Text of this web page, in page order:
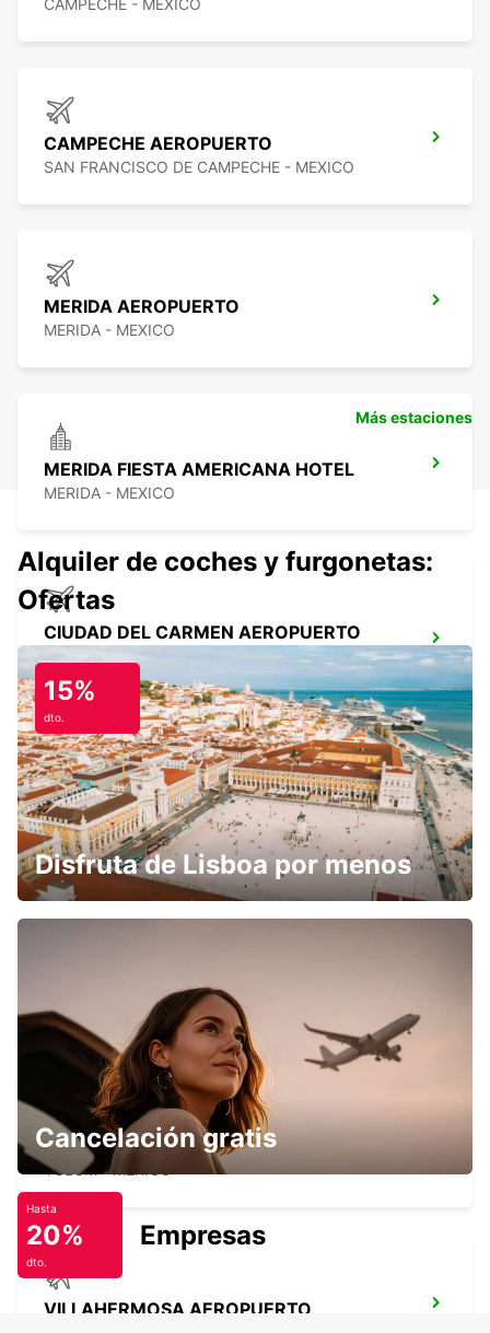
CAMPECHE - MEXICO
CAMPECHE AEROPUERTO
SAN FRANCISCO DE CAMPECHE - MEXICO
MERIDA AEROPUERTO
MERIDA - MEXICO
MERIDA FIESTA AMERICANA HOTEL
MERIDA - MEXICO
CIUDAD DEL CARMEN AEROPUERTO
INTERNACIONAL
CIUDAD DEL CARMEN - MEXICO
CIUDAD DEL CARMEN CIUDAD
CIUDAD DEL CARMEN - MEXICO
CHETUMAL INTL AEROPUERTO
CHETUMAL - MEXICO
TULUM AIRPORT
TULUM - MEXICO
VILLAHERMOSA AEROPUERTO
Más estaciones
Alquiler de coches y furgonetas:
Ofertas
15%
dto.
Disfruta de Lisboa por menos
Cancelación gratis
Hasta
20%
dto.
Empresas